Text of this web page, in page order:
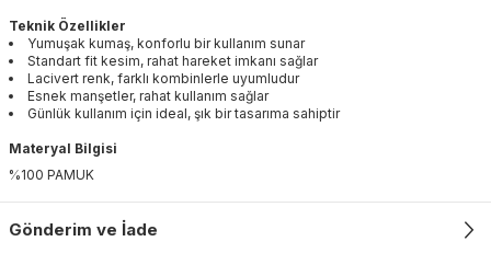
Teknik Özellikler
Yumuşak kumaş, konforlu bir kullanım sunar
Standart fit kesim, rahat hareket imkanı sağlar
Lacivert renk, farklı kombinlerle uyumludur
Esnek manşetler, rahat kullanım sağlar
Günlük kullanım için ideal, şık bir tasarıma sahiptir
Materyal Bilgisi
%100 PAMUK
Gönderim ve İade